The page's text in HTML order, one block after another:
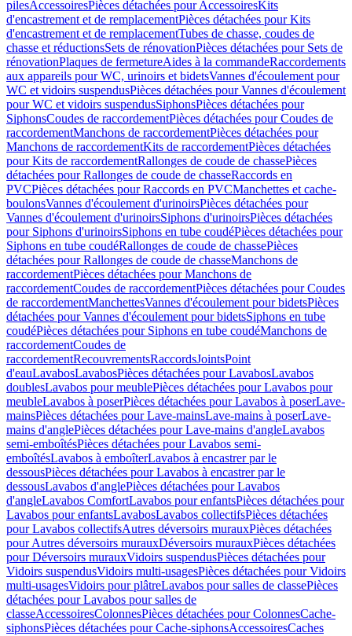
pilesAccessoiresPièces détachées pour AccessoiresKits
d'encastrement et de remplacementPièces détachées pour Kits
d'encastrement et de remplacementTubes de chasse, coudes de
chasse et réductionsSets de rénovationPièces détachées pour Sets de
rénovationPlaques de fermetureAides à la commandeRaccordements
aux appareils pour WC, urinoirs et bidetsVannes d'écoulement pour
WC et vidoirs suspendusPièces détachées pour Vannes d'écoulement
pour WC et vidoirs suspendusSiphonsPièces détachées pour
SiphonsCoudes de raccordementPièces détachées pour Coudes de
raccordementManchons de raccordementPièces détachées pour
Manchons de raccordementKits de raccordementPièces détachées
pour Kits de raccordementRallonges de coude de chassePièces
détachées pour Rallonges de coude de chasseRaccords en
PVCPièces détachées pour Raccords en PVCManchettes et cache-
boulonsVannes d'écoulement d'urinoirsPièces détachées pour
Vannes d'écoulement d'urinoirsSiphons d'urinoirsPièces détachées
pour Siphons d'urinoirsSiphons en tube coudéPièces détachées pour
Siphons en tube coudéRallonges de coude de chassePièces
détachées pour Rallonges de coude de chasseManchons de
raccordementPièces détachées pour Manchons de
raccordementCoudes de raccordementPièces détachées pour Coudes
de raccordementManchettesVannes d'écoulement pour bidetsPièces
détachées pour Vannes d'écoulement pour bidetsSiphons en tube
coudéPièces détachées pour Siphons en tube coudéManchons de
raccordementCoudes de
raccordementRecouvrementsRaccordsJointsPoint
d'eauLavabosLavabosPièces détachées pour LavabosLavabos
doublesLavabos pour meublePièces détachées pour Lavabos pour
meubleLavabos à poserPièces détachées pour Lavabos à poserLave-
mainsPièces détachées pour Lave-mainsLave-mains à poserLave-
mains d'anglePièces détachées pour Lave-mains d'angleLavabos
semi-emboîtésPièces détachées pour Lavabos semi-
emboîtésLavabos à emboîterLavabos à encastrer par le
dessousPièces détachées pour Lavabos à encastrer par le
dessousLavabos d'anglePièces détachées pour Lavabos
d'angleLavabos ComfortLavabos pour enfantsPièces détachées pour
Lavabos pour enfantsLavabosLavabos collectifsPièces détachées
pour Lavabos collectifsAutres déversoirs murauxPièces détachées
pour Autres déversoirs murauxDéversoirs murauxPièces détachées
pour Déversoirs murauxVidoirs suspendusPièces détachées pour
Vidoirs suspendusVidoirs multi-usagesPièces détachées pour Vidoirs
multi-usagesVidoirs pour plâtreLavabos pour salles de classePièces
détachées pour Lavabos pour salles de
classeAccessoiresColonnesPièces détachées pour ColonnesCache-
siphonsPièces détachées pour Cache-siphonsAccessoiresCaches